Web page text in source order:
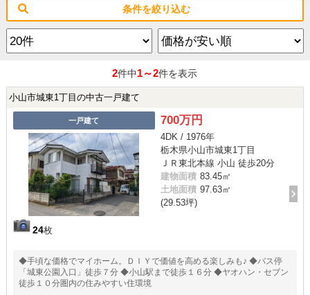
条件を絞り込む
2件中1～2件を表示
小山市城東1丁目の中古一戸建て
一戸建て
24枚
700万円
4DK / 1976年
栃木県小山市城東1丁目
ＪＲ東北本線 小山 徒歩20分
建物面積 83.45㎡
土地面積 97.63㎡
(29.53坪)
◆手頃な価格でマイホーム。ＤＩＹで価値を高める楽しみも♪ ◆バス停
「城東公園入口」徒歩７分 ◆小山駅まで徒歩１６分 ◆ヤオハン・セブン
徒歩１０分圏内の住みやすい住環境